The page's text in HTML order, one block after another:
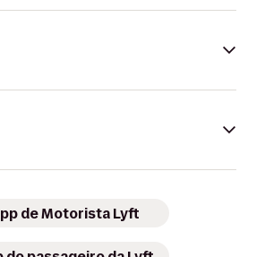
de Motorista Lyft